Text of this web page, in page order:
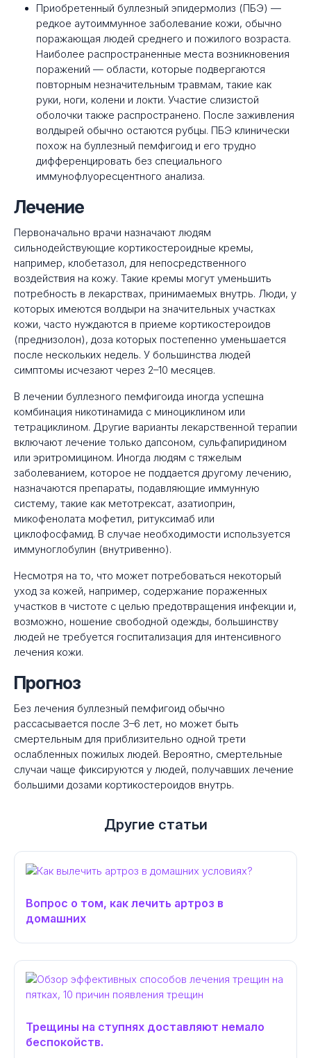
Приобретенный буллезный эпидермолиз (ПБЭ) —
редкое аутоиммунное заболевание кожи, обычно
поражающая людей среднего и пожилого возраста.
Наиболее распространенные места возникновения
поражений — области, которые подвергаются
повторным незначительным травмам, такие как
руки, ноги, колени и локти. Участие слизистой
оболочки также распространено. После заживления
волдырей обычно остаются рубцы. ПБЭ клинически
похож на буллезный пемфигоид и его трудно
дифференцировать без специального
иммунофлуоресцентного анализа.
Лечение
Первоначально врачи назначают людям
сильнодействующие кортикостероидные кремы,
например, клобетазол, для непосредственного
воздействия на кожу. Такие кремы могут уменьшить
потребность в лекарствах, принимаемых внутрь. Люди, у
которых имеются волдыри на значительных участках
кожи, часто нуждаются в приеме кортикостероидов
(преднизолон), доза которых постепенно уменьшается
после нескольких недель. У большинства людей
симптомы исчезают через 2–10 месяцев.
В лечении буллезного пемфигоида иногда успешна
комбинация никотинамида с миноциклином или
тетрациклином. Другие варианты лекарственной терапии
включают лечение только дапсоном, сульфапиридином
или эритромицином. Иногда людям с тяжелым
заболеванием, которое не поддается другому лечению,
назначаются препараты, подавляющие иммунную
систему, такие как метотрексат, азатиоприн,
микофенолата мофетил, ритуксимаб или
циклофосфамид. В случае необходимости используется
иммуноглобулин (внутривенно).
Несмотря на то, что может потребоваться некоторый
уход за кожей, например, содержание пораженных
участков в чистоте с целью предотвращения инфекции и,
возможно, ношение свободной одежды, большинству
людей не требуется госпитализация для интенсивного
лечения кожи.
Прогноз
Без лечения буллезный пемфигоид обычно
рассасывается после 3–6 лет, но может быть
смертельным для приблизительно одной трети
ослабленных пожилых людей. Вероятно, смертельные
случаи чаще фиксируются у людей, получавших лечение
большими дозами кортикостероидов внутрь.
Другие статьи
Вопрос о том, как лечить артроз в
домашних
Трещины на ступнях доставляют немало
беспокойств.